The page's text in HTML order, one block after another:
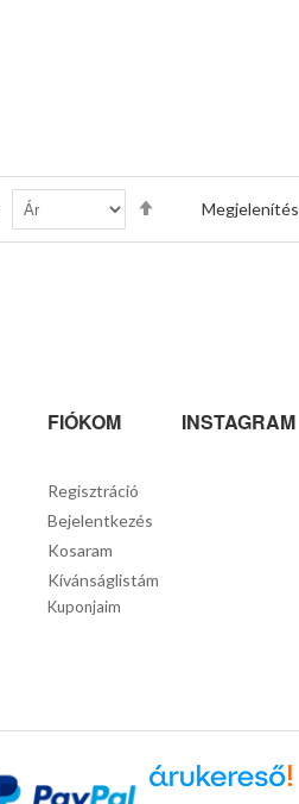
Csökkenő
sorrendbe
Megjelenítés
FIÓKOM
Regisztráció
Bejelentkezés
Kosaram
Kívánságlistám
Kuponjaim
INSTAGRAM